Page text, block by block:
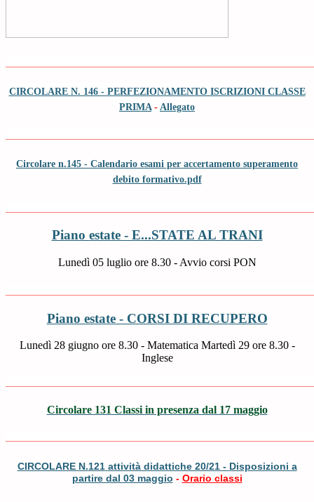
CIRCOLARE N. 146 - PERFEZIONAMENTO ISCRIZIONI CLASSE
PRIMA - Allegato
Circolare n.145 - Calendario esami per accertamento superamento
debito formativo.pdf
Piano estate - E...STATE AL TRANI
Lunedì 05 luglio ore 8.30 - Avvio corsi PON
Piano estate - CORSI DI RECUPERO
Lunedì 28 giugno ore 8.30 - Matematica Martedì 29 ore 8.30 -
Inglese
Circolare 131 Classi in presenza dal 17 maggio
CIRCOLARE N.121 attività didattiche 20/21 - Disposizioni a
partire dal 03 maggio - Orario classi